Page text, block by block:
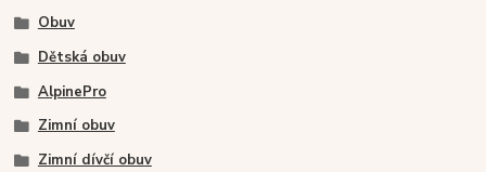
Obuv
Dětská obuv
AlpinePro
Zimní obuv
Zimní dívčí obuv